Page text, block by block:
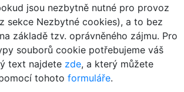
jsou nezbytně nutné pro provoz
sekce Nezbytné cookies), a to bez
základě tzv. oprávněného zájmu. Pro
souborů cookie potřebujeme váš
text najdete zde, a který můžete
tohoto formuláře.